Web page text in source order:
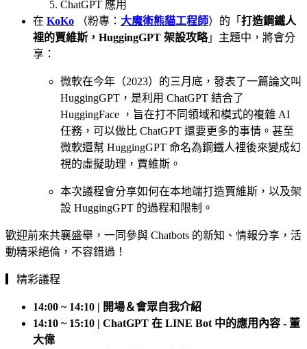
ChatGPT 應用
在 KoKo （粉專： 大魔術熊貓工程師）的「 打造鋼鐵人
裡的賈維斯，HuggingGPT 架設攻略」主題中，將會分
享：
微軟在今年（2023）的三月底，發表了一篇論文叫
HuggingGPT，是利用 ChatGPT 結合了
HuggingFace ，旨在打不同領域和模式的複雜 AI
任務，可以做比 ChatGPT 還要更多的事情。甚至
微軟還幫 HuggingGPT 命名為鋼鐵人裡後來變成幻
視的虛擬助理，賈維斯。
本次議程會分享如何在本地端打造賈維斯，以及架
設 HuggingGPT 的過程和限制。
歡迎前來共襄盛舉，一同參與 Chatbots 的新知、情報分享，活
動精采絕倫，不容錯過！
▎精彩議程
14:00 ~ 14:10 | 開場＆會眾自我介紹
14:10 ~ 15:10 | ChatGPT 在 LINE Bot 中的應用內容 - 董
大偉